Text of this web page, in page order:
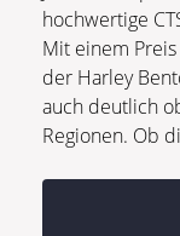
hochwertige
Mit einem
der Harley
auch deutlich
Regionen. Ob